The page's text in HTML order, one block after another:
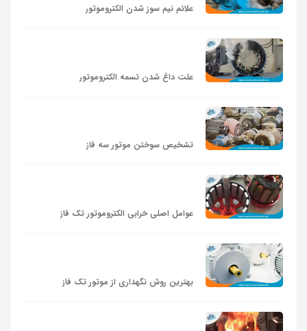
علائم نیم‌ سوز شدن الکتروموتور
علت داغ شدن تسمه الکتروموتور
تشخیص سوختن موتور سه فاز
عوامل اصلی خرابی الکتروموتور تک‌ فاز
بهترین روش نگهداری از موتور تک‌ فاز